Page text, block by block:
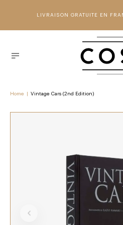
LIVRAISON GRATUITE EN
Home Vintage Cars (2nd Edition)